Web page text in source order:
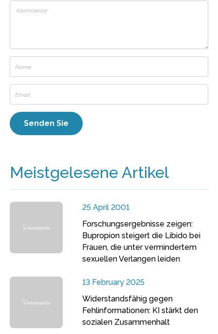
Meistgelesene Artikel
25 April 2001
Forschungsergebnisse zeigen:
Bupropion steigert die Libido bei
Frauen, die unter vermindertem
sexuellen Verlangen leiden
13 February 2025
Widerstandsfähig gegen
Fehlinformationen: KI stärkt den
sozialen Zusammenhalt